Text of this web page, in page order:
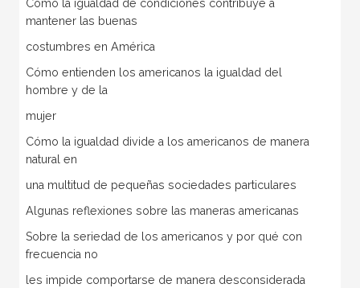
Cómo la igualdad de condiciones contribuye a
mantener las buenas
costumbres en América
Cómo entienden los americanos la igualdad del
hombre y de la
mujer
Cómo la igualdad divide a los americanos de manera
natural en
una multitud de pequeñas sociedades particulares
Algunas reflexiones sobre las maneras americanas
Sobre la seriedad de los americanos y por qué con
frecuencia no
les impide comportarse de manera desconsiderada